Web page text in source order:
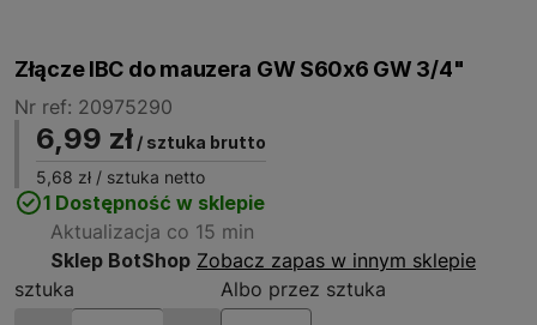
Złącze IBC do mauzera GW S60x6 GW 3/4"
Nr ref: 20975290
6,99 zł / sztuka brutto
5,68 zł / sztuka netto
1 Dostępność w sklepie
Aktualizacja co 15 min
Sklep BotShop Zobacz zapas w innym sklepie
sztuka
Albo przez sztuka